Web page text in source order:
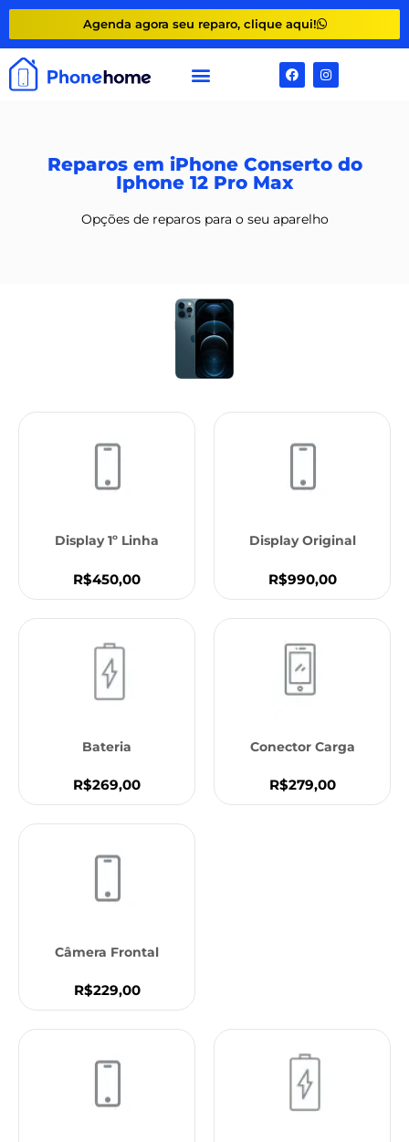
Agenda agora seu reparo, clique aqui!
Reparos em iPhone Conserto do
Iphone 12 Pro Max
Opções de reparos para o seu aparelho
Display 1º Linha
R$450,00
Display Original
R$990,00
Bateria
R$269,00
Conector Carga
R$279,00
Câmera Frontal
R$229,00